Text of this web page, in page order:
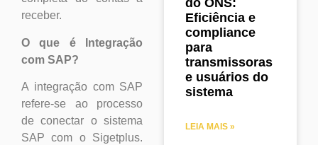
receber.
O que é Integração
com SAP?
A integração com SAP
refere-se ao processo
de conectar o sistema
SAP com o Sigetplus.
Eficiência e
compliance
para
transmissoras
e usuários do
sistema
LEIA MAIS »